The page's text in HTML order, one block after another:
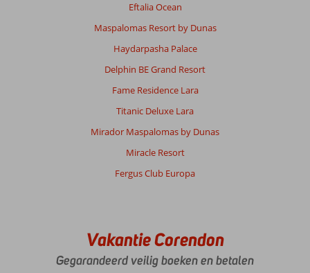
Eftalia Ocean
Maspalomas Resort by Dunas
Haydarpasha Palace
Delphin BE Grand Resort
Fame Residence Lara
Titanic Deluxe Lara
Mirador Maspalomas by Dunas
Miracle Resort
Fergus Club Europa
Vakantie Corendon
Gegarandeerd veilig boeken en betalen